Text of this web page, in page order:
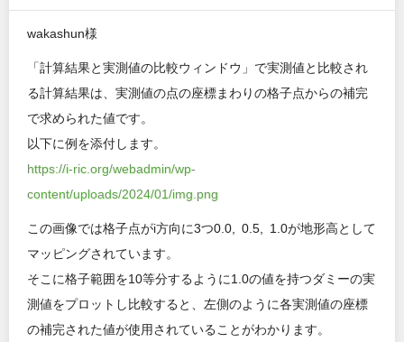
wakashun様
「計算結果と実測値の比較ウィンドウ」で実測値と比較され
る計算結果は、実測値の点の座標まわりの格子点からの補完
で求められた値です。
以下に例を添付します。
https://i-ric.org/webadmin/wp-
content/uploads/2024/01/img.png
この画像では格子点がi方向に3つ0.0, 0.5, 1.0が地形高として
マッピングされています。
そこに格子範囲を10等分するように1.0の値を持つダミーの実
測値をプロットし比較すると、左側のように各実測値の座標
の補完された値が使用されていることがわかります。